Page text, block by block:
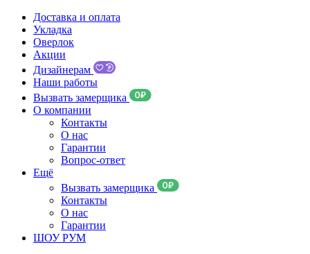
Доставка и оплата
Укладка
Оверлок
Акции
Дизайнерам
Наши работы
Вызвать замерщика
О компании
Контакты
О нас
Гарантии
Вопрос-ответ
Ещё
Вызвать замерщика
Контакты
О нас
Гарантии
ШОУ РУМ